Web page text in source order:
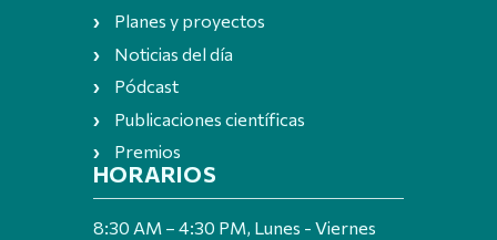
Planes y proyectos
Noticias del día
Pódcast
Publicaciones científicas
Premios
HORARIOS
8:30 AM – 4:30 PM, Lunes - Viernes